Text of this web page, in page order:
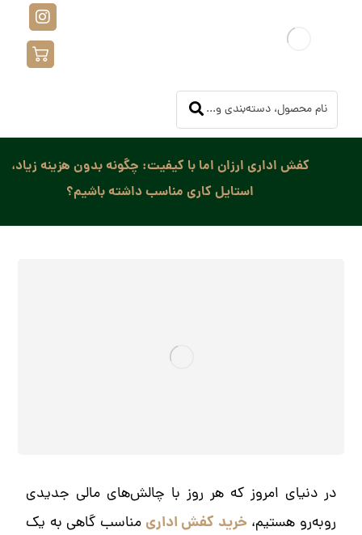
کفش اداری ارزان اما با کیفیت: چگونه بدون هزینه زیاد،
استایل کاری مناسب داشته باشیم؟
در دنیای امروز که هر روز با چالش‌های مالی جدیدی
روبه‌رو هستیم، خرید کفش اداری مناسب گاهی به یک